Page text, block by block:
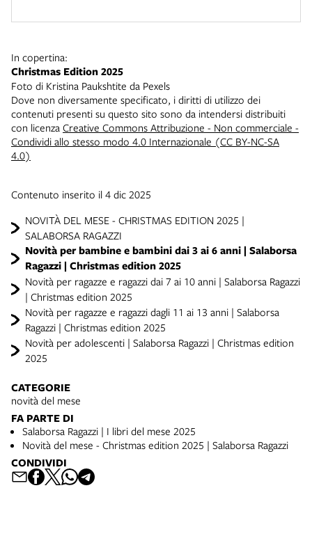
NOVITÀ DEL MESE - CHRISTMAS EDITION 2025 |
SALABORSA RAGAZZI
Novità per bambine e bambini dai 3 ai 6 anni | Salaborsa
Ragazzi | Christmas edition 2025
Novità per ragazze e ragazzi dai 7 ai 10 anni | Salaborsa Ragazzi
| Christmas edition 2025
Novità per ragazze e ragazzi dagli 11 ai 13 anni | Salaborsa
Ragazzi | Christmas edition 2025
Novità per adolescenti | Salaborsa Ragazzi | Christmas edition
2025
In copertina:
Christmas Edition 2025
Foto di Kristina Paukshtite da Pexels
Dove non diversamente specificato, i diritti di utilizzo dei
contenuti presenti su questo sito sono da intendersi distribuiti
con licenza Creative Commons Attribuzione - Non commerciale -
Condividi allo stesso modo 4.0 Internazionale (CC BY-NC-SA
4.0)
Contenuto inserito il 4 dic 2025
CATEGORIE
novità del mese
FA PARTE DI
Salaborsa Ragazzi | I libri del mese 2025
Novità del mese - Christmas edition 2025 | Salaborsa Ragazzi
CONDIVIDI